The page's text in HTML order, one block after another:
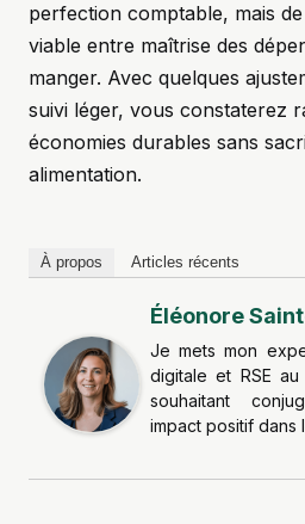
perfection comptable, mais
viable entre maîtrise des
manger. Avec quelques
suivi léger, vous constaterez
économies durables sans
alimentation.
À propos Articles récents
Éléonore
Je mets mon
digitale et RSE
souhaitant
impact positif dans